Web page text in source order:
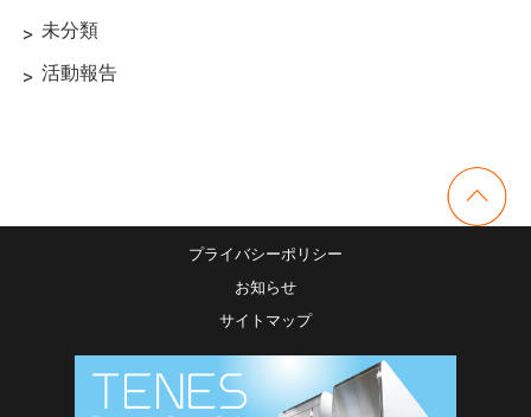
未分類
活動報告
プライバシーポリシー
お知らせ
サイトマップ